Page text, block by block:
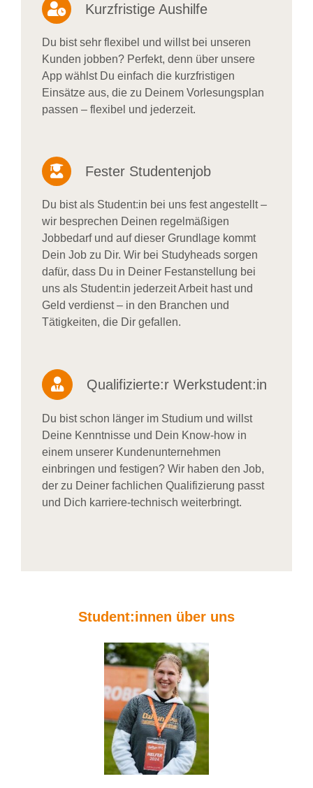
Kurzfristige Aushilfe
Du bist sehr flexibel und willst bei unseren
Kunden jobben? Perfekt, denn über unsere
App wählst Du einfach die kurzfristigen
Einsätze aus, die zu Deinem Vorlesungsplan
passen – flexibel und jederzeit.
Fester Studentenjob
Du bist als Student:in bei uns fest angestellt –
wir besprechen Deinen regelmäßigen
Jobbedarf und auf dieser Grundlage kommt
Dein Job zu Dir. Wir bei Studyheads sorgen
dafür, dass Du in Deiner Festanstellung bei
uns als Student:in jederzeit Arbeit hast und
Geld verdienst – in den Branchen und
Tätigkeiten, die Dir gefallen.
Qualifizierte:r Werkstudent:in
Du bist schon länger im Studium und willst
Deine Kenntnisse und Dein Know-how in
einem unserer Kundenunternehmen
einbringen und festigen? Wir haben den Job,
der zu Deiner fachlichen Qualifizierung passt
und Dich karriere-technisch weiterbringt.
Student:innen über uns